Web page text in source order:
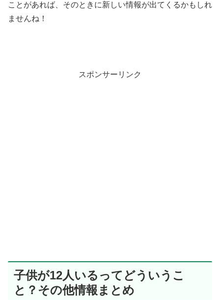
ことがあれば、そのときに新しい情報が出てくるかもしれ
ませんね！
スポンサーリンク
子供が12人いるってどういうこ
と？その他情報まとめ